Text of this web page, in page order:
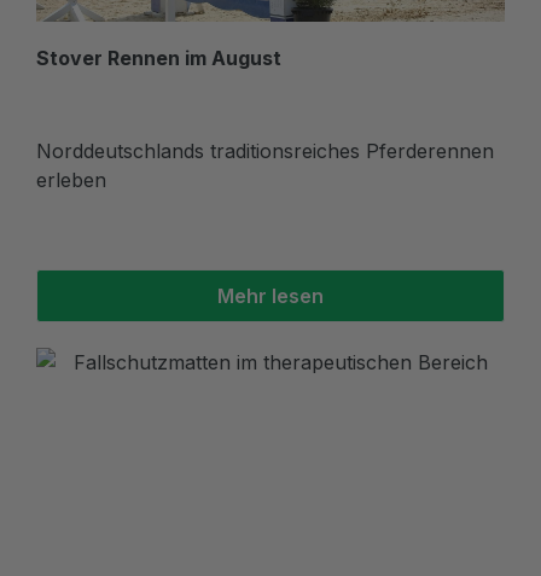
Stover Rennen im August
Norddeutschlands traditionsreiches Pferderennen
erleben
Mehr lesen